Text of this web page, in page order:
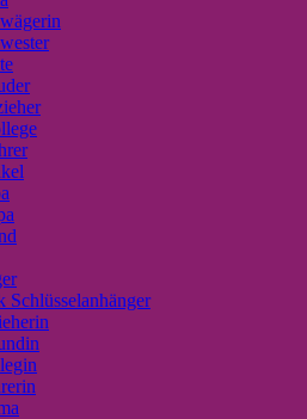
Schlüsselanhänger